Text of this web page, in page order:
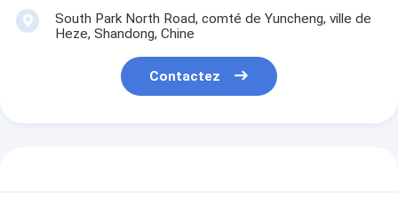
South Park North Road, comté de Yuncheng, ville de
Heze, Shandong, Chine
Contactez